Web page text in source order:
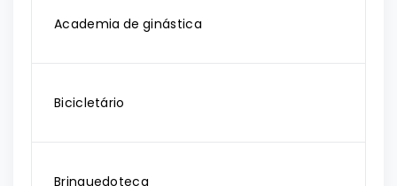
Academia de ginástica
Bicicletário
Brinquedoteca